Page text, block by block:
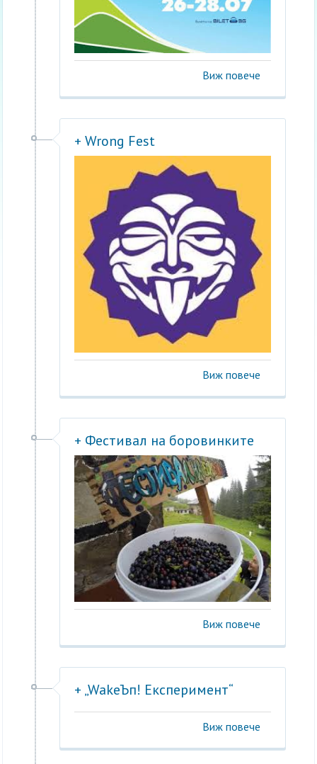
Виж повече
+ Wrong Fest
Виж повече
+ Фестивал на боровинките
Виж повече
+ „WakeЪп! Експеримент“
Виж повече